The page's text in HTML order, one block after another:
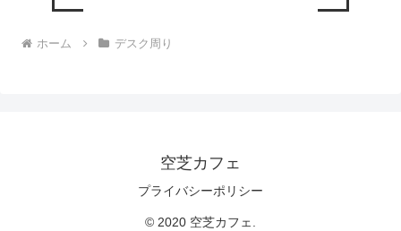
ホーム デスク周り
空芝カフェ
プライバシーポリシー
© 2020 空芝カフェ.